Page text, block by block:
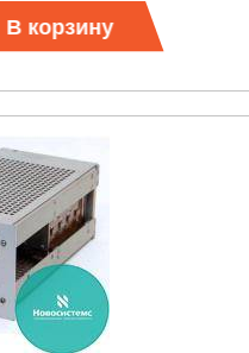
В корзину